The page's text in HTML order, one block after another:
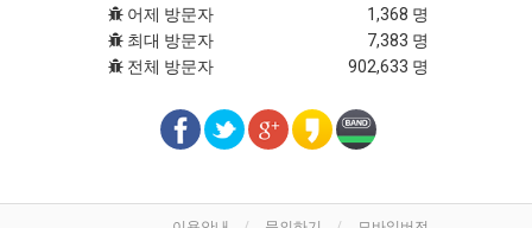
어제 방문자
1,368 명
최대 방문자
7,383 명
전체 방문자
902,633 명